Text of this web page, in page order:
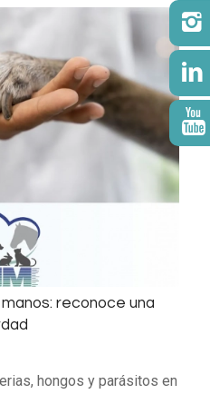
reconoce una
hongos y parásitos en